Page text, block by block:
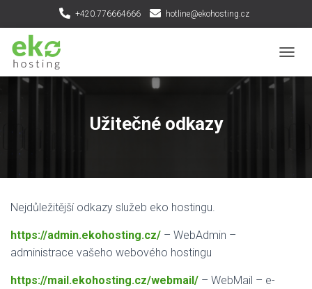
+420.776664666 hotline@ekohosting.cz
Ř
Užitečné odkazy
Nejdůležitější odkazy služeb eko hostingu.
https://admin.ekohosting.cz/ – WebAdmin –
administrace vašeho webového hostingu
https://mail.ekohosting.cz/webmail/ – WebMail – e-